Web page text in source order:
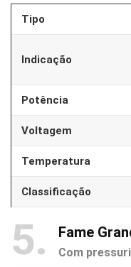
Tipo
Indicação
Potência
Voltagem
Temperatura
Classificação
5 Fame
Com